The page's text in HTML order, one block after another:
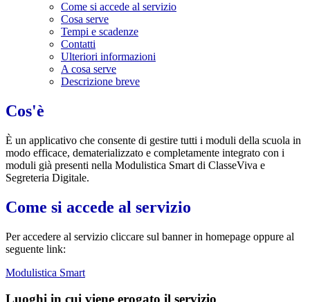
Come si accede al servizio
Cosa serve
Tempi e scadenze
Contatti
Ulteriori informazioni
A cosa serve
Descrizione breve
Cos'è
È un applicativo che consente di gestire tutti i moduli della scuola in
modo efficace, dematerializzato e completamente integrato con i
moduli già presenti nella Modulistica Smart di ClasseViva e
Segreteria Digitale.
Come si accede al servizio
Per accedere al servizio cliccare sul banner in homepage oppure al
seguente link:
Modulistica Smart